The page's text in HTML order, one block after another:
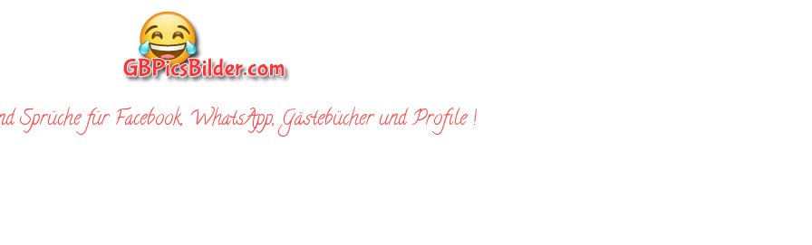
Sprüche für Facebook, WhatsApp, Gästebücher und Profile !